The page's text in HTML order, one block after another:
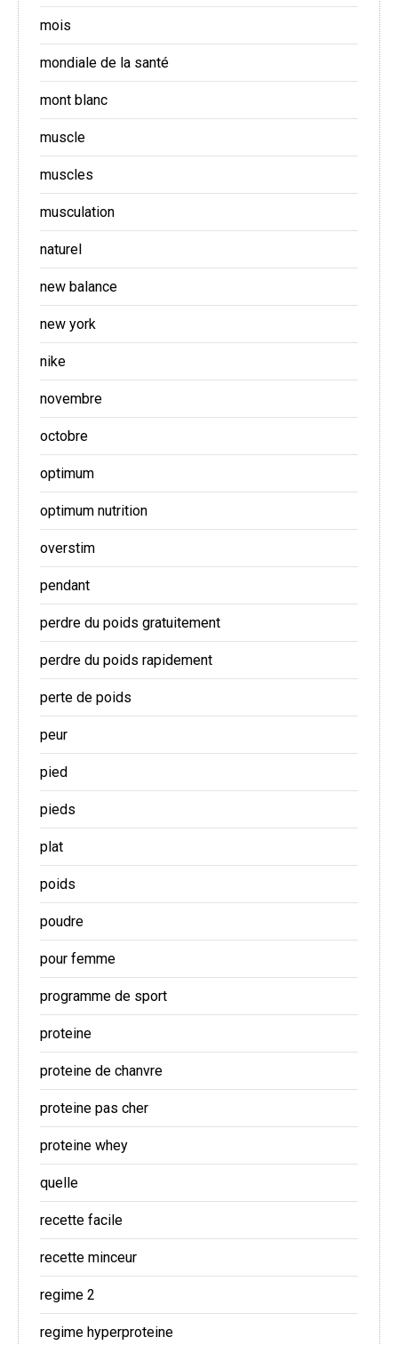
mois
mondiale de la santé
mont blanc
muscle
muscles
musculation
naturel
new balance
new york
nike
novembre
octobre
optimum
optimum nutrition
overstim
pendant
perdre du poids gratuitement
perdre du poids rapidement
perte de poids
peur
pied
pieds
plat
poids
poudre
pour femme
programme de sport
proteine
proteine de chanvre
proteine pas cher
proteine whey
quelle
recette facile
recette minceur
regime 2
regime hyperproteine